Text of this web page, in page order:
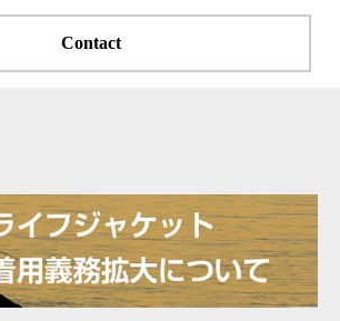
Contact